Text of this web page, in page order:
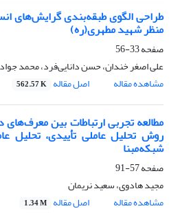
طراحی الگوی طبقه‌بندی گرایش‌‌های
منظر شهید مطهری(ره)
صفحه33-56
علی اصغر خندان، حسن دانایی‌فرد، محمد
مشاهده مقاله
اصل مقاله 562.57 K
مطالعه تجربی ارتباطات بین معرف‌‌های
روش تحلیل عاملی تأییدی، تحلیل
شبکه‌مبنا
صفحه57-91
مجید هادوی، سعید نریمان
مشاهده مقاله
اصل مقاله 1.34 M